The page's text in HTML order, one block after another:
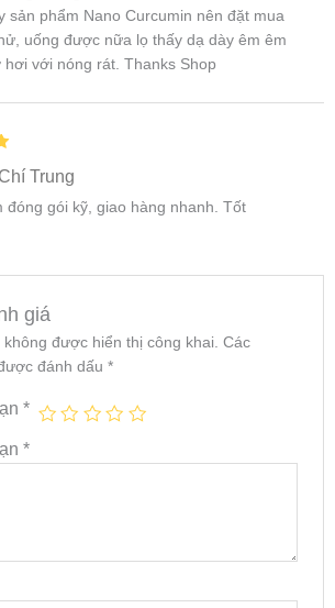
sản phẩm Nano Curcumin nên đặt mua
uống được nữa lọ thấy dạ dày êm êm
hơi với nóng rát. Thanks Shop
Trung
đóng gói kỹ, giao hàng nhanh. Tốt
giá
không được hiển thị công khai. Các
đánh dấu *
*
*